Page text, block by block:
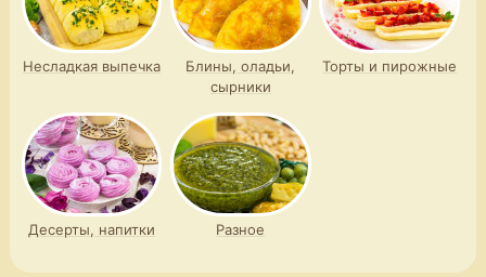
Несладкая выпечка
Блины, оладьи,
сырники
Торты и пирожные
Десерты, напитки Разное